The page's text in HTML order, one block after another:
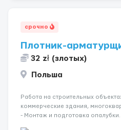
срочно
Плотник-
32 zł (злотых)
Польша
Работа на строительных
коммерческие здания,
- Монтаж и подготовка